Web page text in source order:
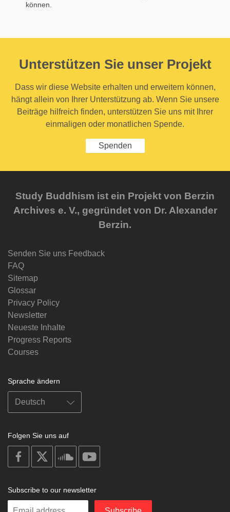
können.
Unterstützen Sie unser Projekt
Dass wir diese Website erhalten und erweitern können,
hängt allein von Ihrer Unterstützung ab. Wenn Sie unsere
Beiträge hilfreich finden, unterstützen Sie uns mit Ihrer
einmaligen oder monatlichen Spende.
Spenden
Study Buddhism ist ein Projekt von Berzin
Archives e. V., gegründet von Dr. Alexander
Berzin.
Senden Sie uns Feedback
FAQ
Sitemap
Glossar
Privacy Policy
Newsletter
Neueste Inhalte
Progress Reports
Courses
Sprache ändern
Folgen Sie uns auf
on
facebook
soundcloud
Subscribe to our newsletter
Enter